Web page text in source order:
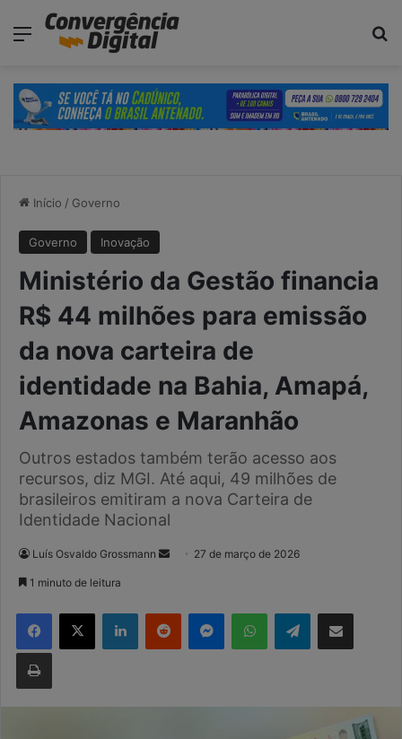
Menu
Início / Governo
Governo Inovação
Ministério da Gestão financia
R$ 44 milhões para emissão
da nova carteira de
identidade na Bahia, Amapá,
Amazonas e Maranhão
Outros estados também terão acesso aos
recursos, diz MGI. Até aqui, 49 milhões de
brasileiros emitiram a nova Carteira de
Identidade Nacional
Luís Osvaldo Grossmann
Mande
mail
27 de março de 2026
1 minuto de leitura
Facebook
X LinkedinReddit MessengerWhatsAppTelegramCompartilhar via e-mail
Imprimir